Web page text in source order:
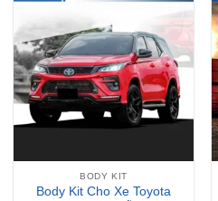
BODY KIT
Fortuner 2022 Mẫu Apollo
Liên hệ nhận giá ưu đãi